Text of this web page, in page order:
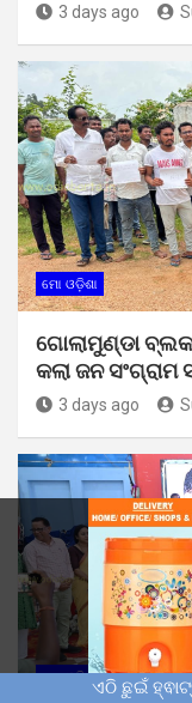
3 days ago
ମୋ ଓଡ଼ିଶା
ଗୋଲାମୁଣ୍ଡା
କଲା ଜନ ସଂଗ୍ରାମ
3 days ago
ମୋ ଓଡ଼ିଶାଏଠି ଛୁଇଁ